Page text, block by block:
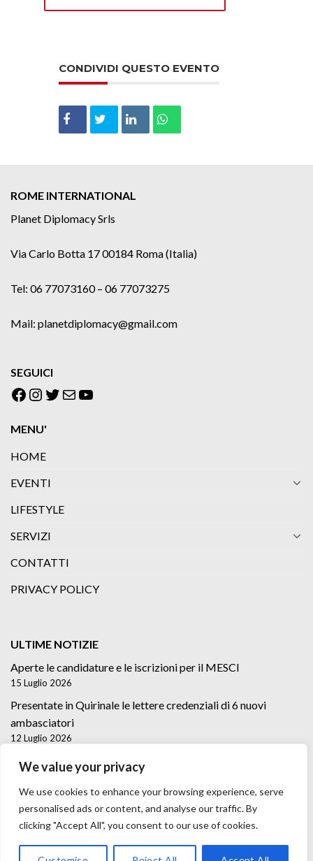
We value your privacy
We use cookies to enhance your browsing experience, serve
personalised ads or content, and analyse our traffic. By
clicking "Accept All", you consent to our use of cookies.
CONDIVIDI QUESTO EVENTO
ROME INTERNATIONAL
Planet Diplomacy Srls
Via Carlo Botta 17 00184 Roma (Italia)
Tel: 06 77073160 – 06 77073275
Mail: planetdiplomacy@gmail.com
SEGUICI
Facebook
Instagram
Twitter
EmailYouTube
MENU'
HOME
EVENTI
LIFESTYLE
SERVIZI
CONTATTI
PRIVACY POLICY
ULTIME NOTIZIE
Aperte le candidature e le iscrizioni per il MESCI
15 Luglio 2026
Presentate in Quirinale le lettere credenziali di 6 nuovi
ambasciatori
12 Luglio 2026
Lettere credenziali di 5 nuovi Ambasciatori